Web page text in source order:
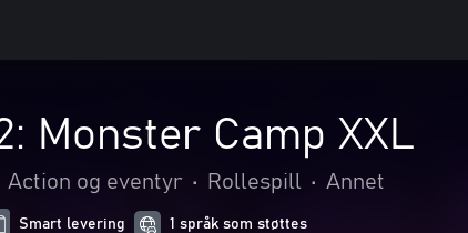
Monster Camp XXL
Action og eventyr • Rollespill • Annet
Smart levering 1 språk som støttes